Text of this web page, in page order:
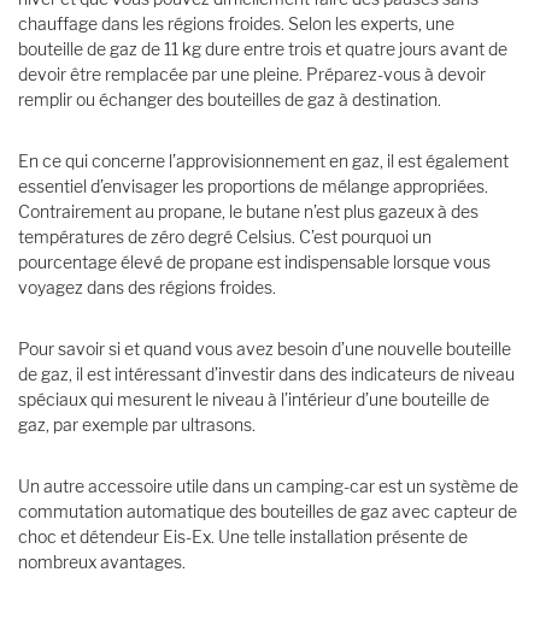
chauffage dans les régions froides. Selon les experts, une
bouteille de gaz de 11 kg dure entre trois et quatre jours avant de
devoir être remplacée par une pleine. Préparez-vous à devoir
remplir ou échanger des bouteilles de gaz à destination.
En ce qui concerne l’approvisionnement en gaz, il est également
essentiel d’envisager les proportions de mélange appropriées.
Contrairement au propane, le butane n’est plus gazeux à des
températures de zéro degré Celsius. C’est pourquoi un
pourcentage élevé de propane est indispensable lorsque vous
voyagez dans des régions froides.
Pour savoir si et quand vous avez besoin d’une nouvelle bouteille
de gaz, il est intéressant d’investir dans des indicateurs de niveau
spéciaux qui mesurent le niveau à l’intérieur d’une bouteille de
gaz, par exemple par ultrasons.
Un autre accessoire utile dans un camping-car est un système de
commutation automatique des bouteilles de gaz avec capteur de
choc et détendeur Eis-Ex. Une telle installation présente de
nombreux avantages.